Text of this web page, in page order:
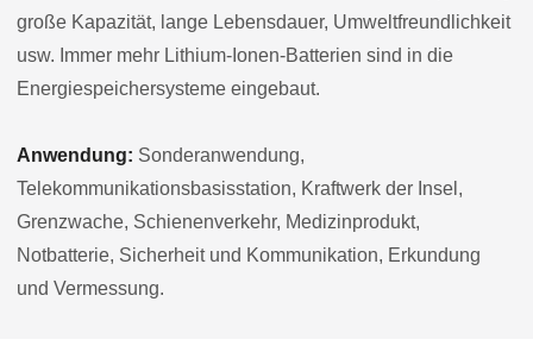
große Kapazität, lange Lebensdauer, Umweltfreundlichkeit
usw. Immer mehr Lithium-Ionen-Batterien sind in die
Energiespeichersysteme eingebaut.
Anwendung: Sonderanwendung,
Telekommunikationsbasisstation, Kraftwerk der Insel,
Grenzwache, Schienenverkehr, Medizinprodukt,
Notbatterie, Sicherheit und Kommunikation, Erkundung
und Vermessung.